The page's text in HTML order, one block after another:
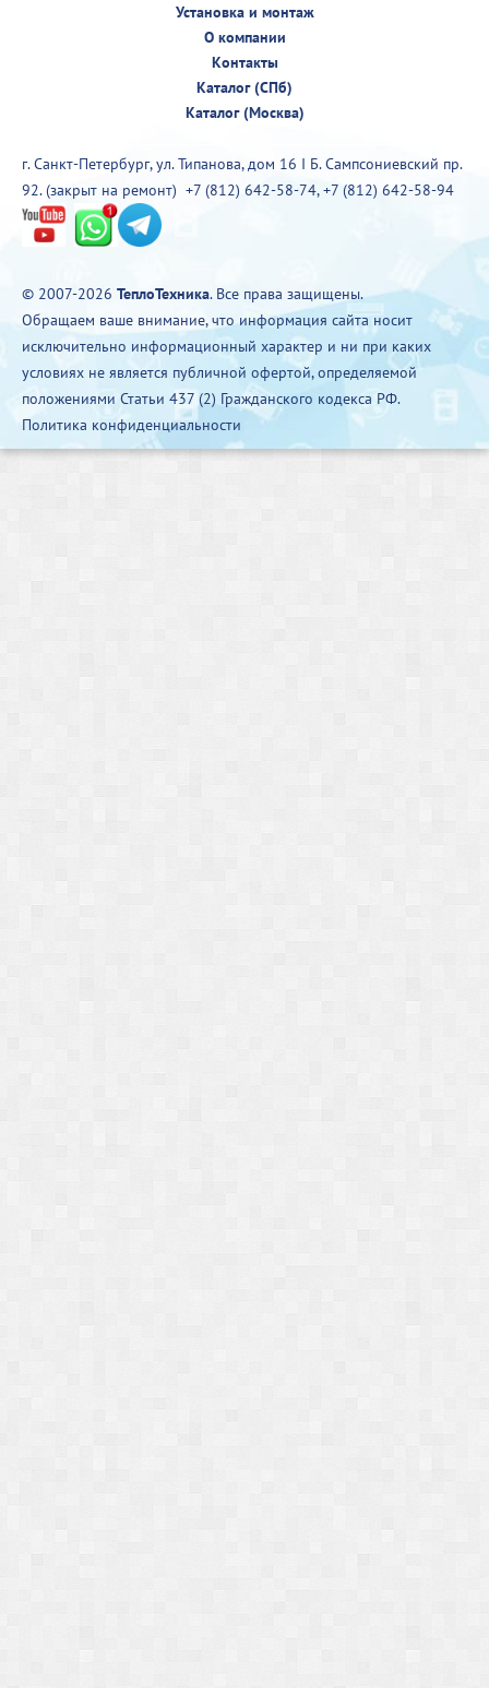
Установка и монтаж
О компании
Контакты
Каталог (СПб)
Каталог (Москва)
г. Санкт-Петербург, ул. Типанова, дом 16 I Б. Сампсониевский пр.
92. (закрыт на ремонт) +7 (812) 642-58-74,+7 (812) 642-58-94
© 2007-2026 ТеплоТехника. Все права защищены.
Обращаем ваше внимание, что информация сайта носит
исключительно информационный характер и ни при каких
условиях не является публичной офертой, определяемой
положениями Статьи 437 (2) Гражданского кодекса РФ.
Политика конфиденциальности